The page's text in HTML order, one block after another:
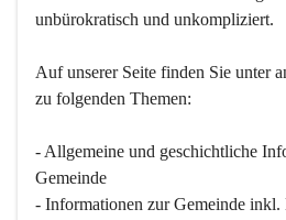
unbürokratisch und unkompliziert.
Auf unserer Seite finden Sie un­ter
zu folgenden Themen:
- Allgemeine und geschichtliche
Gemeinde
- Informationen zur Gemeinde